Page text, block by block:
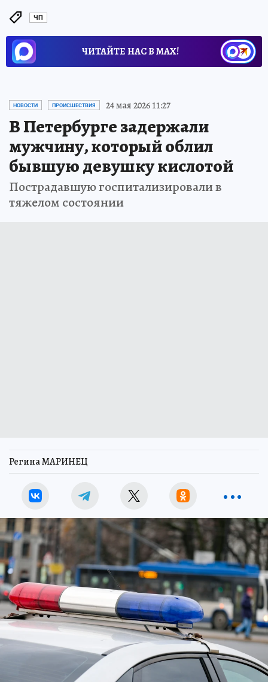
ЧП
ЧИТАЙТЕ НАС В МАХ!
НОВОСТИ ПРОИСШЕСТВИЯ 24 мая 2026 11:27
В Петербурге задержали
мужчину, который облил
бывшую девушку кислотой
Пострадавшую госпитализировали в
тяжелом состоянии
Регина МАРИНЕЦ